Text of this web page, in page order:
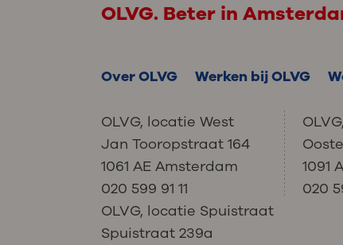
OLVG. Beter in
Over OLVG Werken bij OLVG
OLVG, locatie West
Jan Tooropstraat 164
1061 AE Amsterdam
020 599 91 11
1091
020
OLVG, locatie Spuistraat
Spuistraat 239a